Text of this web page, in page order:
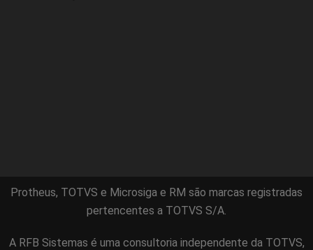
Protheus, TOTVS e Microsiga e RM são marcas registradas
pertencentes a TOTVS S/A.
A RFB Sistemas é uma consultoria independente da TOTVS,